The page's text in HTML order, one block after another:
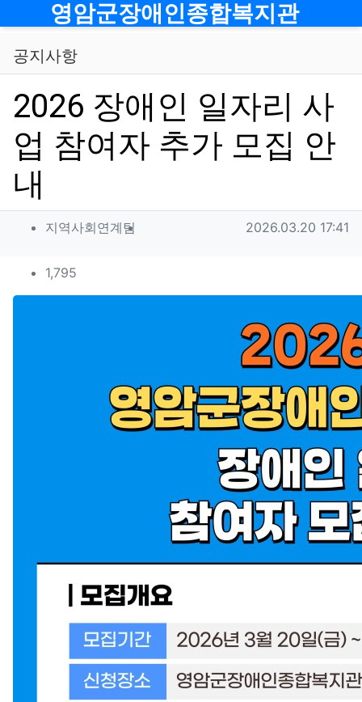
메뉴영암군장애인종합복지관
공지사항
2026 장애인 일자리 사
업 참여자 추가 모집 안
내
작성자 정보
지역사회연계팀 작성일
2026.03.20 17:41
컨텐츠 정보
1,795
본문